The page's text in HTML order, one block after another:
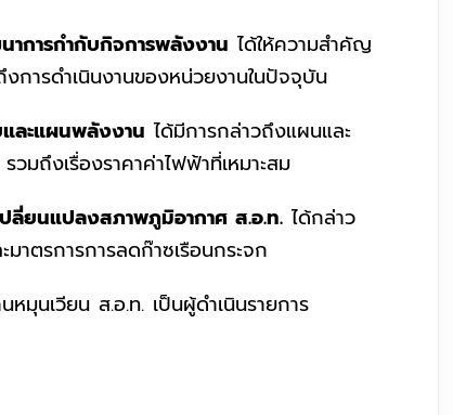
การกำกับกิจการพลังงาน ได้ให้ความสำคัญ
ารดำเนินงานของหน่วยงานในปัจจุบัน
ละแผนพลังงาน ได้มีการกล่าวถึงแผนและ
วมถึงเรื่องราคาค่าไฟฟ้าที่เหมาะสม
ปลี่ยนแปลงสภาพภูมิอากาศ ส.อ.ท. ได้กล่าว
ตรการการลดก๊าซเรือนกระจก
มุนเวียน ส.อ.ท. เป็นผู้ดำเนินรายการ